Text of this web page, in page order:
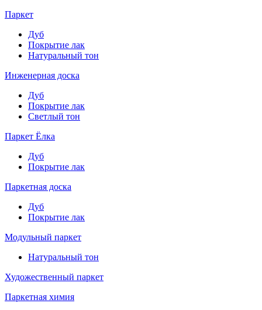
Паркет
Дуб
Покрытие лак
Натуральный тон
Инженерная доска
Дуб
Покрытие лак
Светлый тон
Паркет Ёлка
Дуб
Покрытие лак
Паркетная доска
Дуб
Покрытие лак
Модульный паркет
Натуральный тон
Художественный паркет
Паркетная химия